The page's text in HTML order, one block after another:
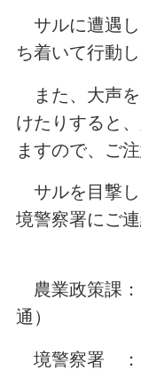
サルに遭遇し
ち着いて行動
また、大声を
けたりすると
ますので、ご
サルを目撃し
境警察署にご連
農業政策課：
通）
境警察署 ：